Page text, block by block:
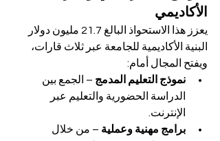
الأكاديمي
يعزز هذا الاستحواذ البالغ 21.7 مليون دولار
البنية الأكاديمية للجامعة عبر ثلاث قارات،
ويفتح المجال أمام:
نموذج التعليم المدمج – الجمع بين
الدراسة الحضورية والتعليم عبر
الإنترنت.
برامج مهنية وعملية – من خلال